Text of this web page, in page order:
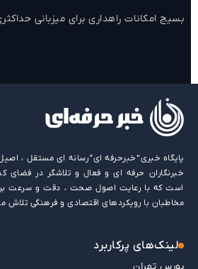
بسیج امکانات راهداری برای میزبانی
پایگاه خبری “خبرحرفه ای” رسانه ای مستقل ،
خبرنگاران حرفه ای و فعال و تلاشگر در فضای
است که با رعایت اصول صحت ، دقت و سرعت
مخاطبان با رویکردهای اقتصادی و فرهنگی تلاش
لینک‌های پرکاربرد